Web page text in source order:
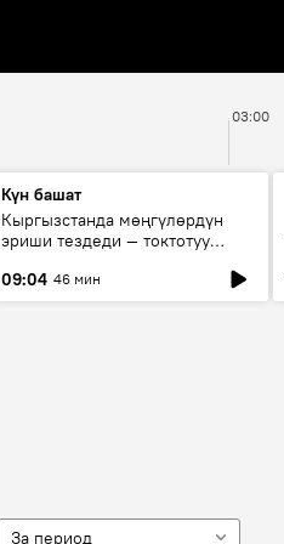
03:00
Күн башат
Кыргызстанда мөңгүлөрдүн
эриши тездеди — токтотуу
09:04 46 мин
За период